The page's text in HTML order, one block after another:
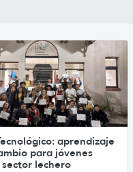
aprendizaje
para jóvenes
lechero